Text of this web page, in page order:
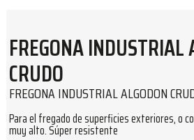
FREGONA INDUSTRIAL
CRUDO
FREGONA INDUSTRIAL ALGODON
Para el fregado de superficies exteriores, o
muy alto.Súper resistente